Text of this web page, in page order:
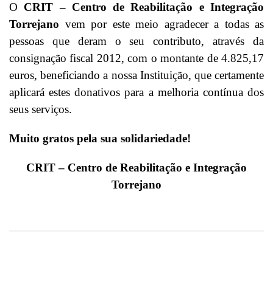
O CRIT – Centro de Reabilitação e Integração
Torrejano vem por este meio agradecer a todas as
pessoas que deram o seu contributo, através da
consignação fiscal 2012, com o montante de 4.825,17
euros, beneficiando a nossa Instituição, que certamente
aplicará estes donativos para a melhoria contínua dos
seus serviços.
Muito gratos pela sua solidariedade!
CRIT – Centro de Reabilitação e Integração
Torrejano